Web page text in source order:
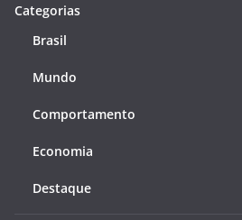
Categorias
Brasil
Mundo
Comportamento
Economia
Destaque